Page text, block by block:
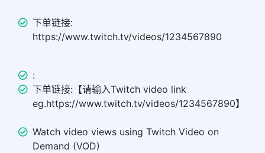
下单链接:
https://www.twitch.tv/videos/1234567890
:
下单链接:【请输入Twitch video link
eg.https://www.twitch.tv/videos/1234567890】
Watch video views using Twitch Video on
Demand (VOD)